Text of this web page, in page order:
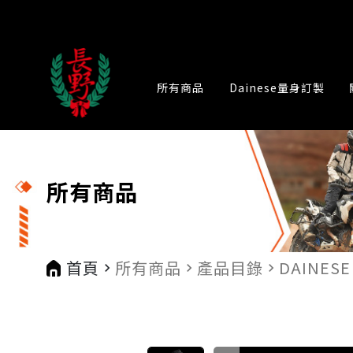
所有商品 Dainese量身訂製
所有商品
首頁 navigate_next 所有商品 navigate_next 產品目錄 navigate_next DAINESE